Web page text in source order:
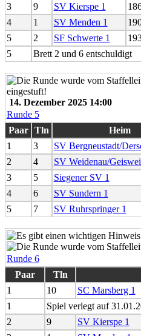
3
9 SV Kierspe 1
4
1 SV Menden 1
5
2 SF Schwerte 1
5
Brett 2 und 6 entschuldigt
14. Dezember 2025 14:00
Runde 5
Paar
Tln Heim
1
3 SV Bergneustadt/
2
4 SV Weidenau/
3
5 Siegener SV 1
4
6 SV Sundern 1
5
7 SV Ruhrspringer 1
Runde 6
Paar
Tln
1
10 SC Marsberg 1
1
Spiel verlegt auf
2
9 SV Kierspe 1